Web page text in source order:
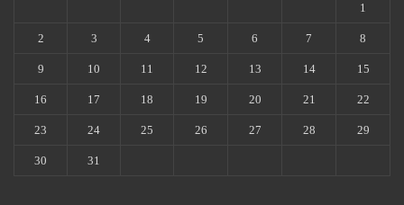
1
2 3 4 5 6 7 8
9 10 11 12 13 14 15
16 17 18 19 20 21 22
23 24 25 26 27 28 29
30 31